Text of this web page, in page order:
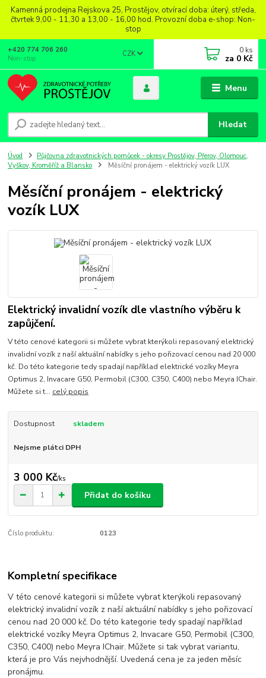
Kamenná prodejna Rejskova 25, Prostějov, otvírací doba: úterý, středa,
čtvrtek 9,00 - 11,30 a 13,00 - 16,00 hod. Provozní doba e-shop: Non-
stop
Menu
CZK
Hledat
+420 774 706 260
Non-stop
0 ks
za 0 Kč
Úvod
Půjčovna zdravotnických pomůcek - okresy Prostějov, Přerov, Olomouc,
Vyškov, Kroměříž a Blansko
Měsíční pronájem - elektrický vozík LUX
Měsíční pronájem - elektrický
vozík LUX
Elektrický invalidní vozík dle vlastního výběru k
zapůjčení.
V této cenové kategorii si můžete vybrat kterýkoli repasovaný elektrický
invalidní vozík z naší aktuální nabídky s jeho pořizovací cenou nad 20 000
kč. Do této kategorie tedy spadají například elektrické vozíky Meyra
Optimus 2, Invacare G50, Permobil (C300, C350, C400) nebo Meyra IChair.
Můžete si t... celý popis
Dostupnost skladem
Nejsme plátci DPH
3 000 Kč/ks
Přidat do košíku
Číslo produktu: 0123
Kompletní specifikace
V této cenové kategorii si můžete vybrat kterýkoli repasovaný
elektrický invalidní vozík z naší aktuální nabídky s jeho pořizovací
cenou nad 20 000 kč. Do této kategorie tedy spadají například
elektrické vozíky Meyra Optimus 2, Invacare G50, Permobil (C300,
C350, C400) nebo Meyra IChair. Můžete si tak vybrat variantu,
která je pro Vás nejvhodnější. Uvedená cena je za jeden měsíc
pronájmu.